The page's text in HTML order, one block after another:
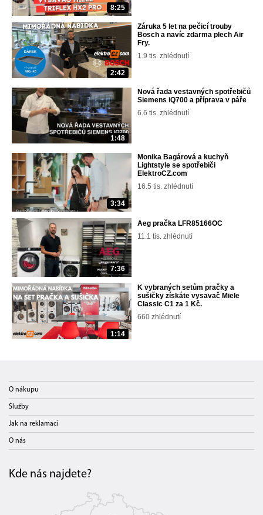
8:25
2:42
Záruka 5 let na pečicí trouby
Bosch a navíc zdarma plech Air
Fry.
1.9 tis. zhlédnutí
1:48
Nová řada vestavných spotřebičů
Siemens iQ700 a příprava v páře
6.6 tis. zhlédnutí
3:34
Monika Bagárová a kuchyň
Lightstyle se spotřebiči
ElektroCZ.com
16.5 tis. zhlédnutí
7:36
Aeg pračka LFR85166OC
11.1 tis. zhlédnutí
1:14
K vybraných setům pračky a
sušičky získáte vysavač Miele
Classic C1 za 1 Kč.
660 zhlédnutí
O nákupu
Služby
Jak na reklamaci
O nás
Kde nás najdete?